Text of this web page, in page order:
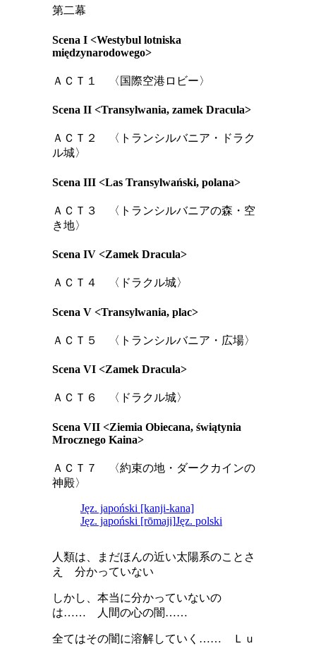
第二幕
Scena I <Westybul lotniska
międzynarodowego>
ＡＣＴ１ 〈国際空港ロビー〉
Scena II <Transylwania, zamek Dracula>
ＡＣＴ２ 〈トランシルバニア・ドラク
ル城〉
Scena III <Las Transylwański, polana>
ＡＣＴ３ 〈トランシルバニアの森・空
き地〉
Scena IV <Zamek Dracula>
ＡＣＴ４ 〈ドラクル城〉
Scena V <Transylwania, plac>
ＡＣＴ５ 〈トランシルバニア・広場〉
Scena VI <Zamek Dracula>
ＡＣＴ６ 〈ドラクル城〉
Scena VII <Ziemia Obiecana, świątynia
Mrocznego Kaina>
ＡＣＴ７ 〈約束の地・ダークカインの
神殿〉
Jęz. japoński [kanji-kana]
Jęz. japoński [rōmaji]Jęz. polski
人類は、まだほんの近い太陽系のことさ
え 分かっていない
しかし、本当に分かっていないの
は…… 人間の心の闇……
全てはその闇に溶解していく…… Ｌｕ